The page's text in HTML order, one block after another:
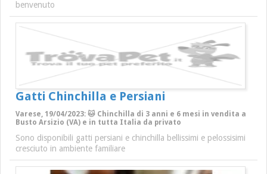
benvenuto
Gatti Chinchilla e Persiani
Varese, 19/04/2023: 🐱 Chinchilla di 3 anni e 6 mesi in vendita a
Busto Arsizio (VA) e in tutta Italia da privato
Sono disponibili gatti persiani e chinchilla bellissimi e pelossisimi
cresciuto in ambiente familiare